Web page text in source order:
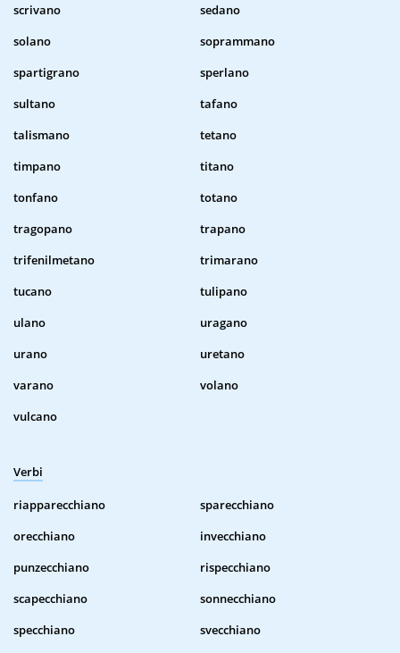
scrivano
sedano
solano
soprammano
spartigrano
sperlano
sultano
tafano
talismano
tetano
timpano
titano
tonfano
totano
tragopano
trapano
trifenilmetano
trimarano
tucano
tulipano
ulano
uragano
urano
uretano
varano
volano
vulcano
Verbi
riapparecchiano
sparecchiano
orecchiano
invecchiano
punzecchiano
rispecchiano
scapecchiano
sonnecchiano
specchiano
svecchiano